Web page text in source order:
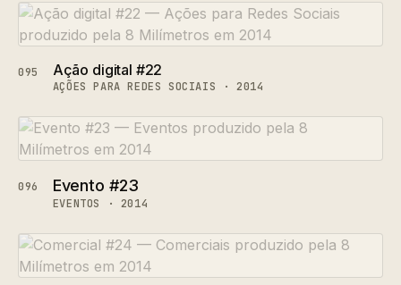
095 Ação digital #22
AÇÕES PARA REDES SOCIAIS · 2014
096 Evento #23
EVENTOS · 2014